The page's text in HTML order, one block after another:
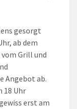
gesorgt
ab dem
Grill und
Angebot ab.
18 Uhr
erst am